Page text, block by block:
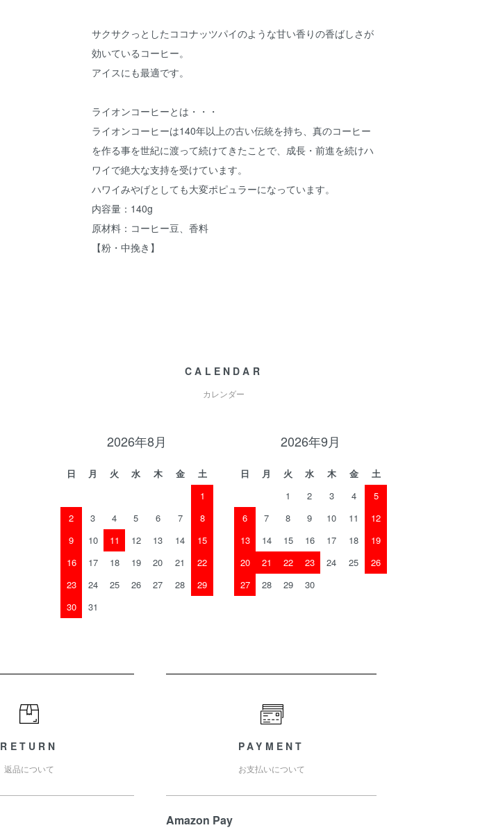
サクサクっとしたココナッツパイのような甘い香りの香ばしさが
効いているコーヒー。
アイスにも最適です。
ライオンコーヒーとは・・・
ライオンコーヒーは140年以上の古い伝統を持ち、真のコーヒー
を作る事を世紀に渡って続けてきたことで、成長・前進を続けハ
ワイで絶大な支持を受けています。
ハワイみやげとしても大変ポピュラーになっています。
内容量：140g
原材料：コーヒー豆、香料
【粉・中挽き】
CALENDAR
カレンダー
2026年8月
日 月 火 水 木 金
土
1
2
3 4 5 6 7
8
9
10 11 12 13 14
15
16
17 18 19 20 21
22
23
24 25 26 27 28
29
30
31
2026年9月
日 月 火 水 木 金
土
1
2 3 4
5
6
7 8 9 10 11
12
13
14 15 16 17 18
19
20
21 22 23 24 25
26
27
28 29 30
RETURN
返品について
PAYMENT
お支払いについて
Amazon Pay